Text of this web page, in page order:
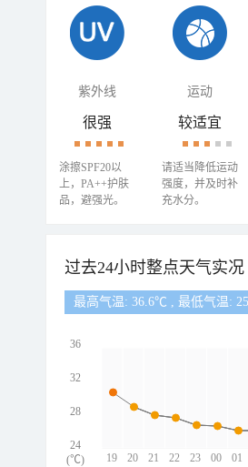
紫外线 运动
很强
涂擦SPF20以
上，PA++护肤
品，避强光。
较适宜
请适当降低运动
强度，并及时补
充水分。
过去24小时整点天气实况
最高气温: 36.6℃ , 最低气温:
19 20 21 22 23 00 01
36
32
28
24
(℃)